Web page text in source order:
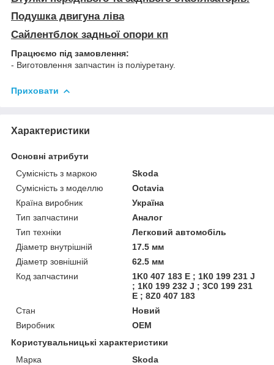
Подушка двигуна ліва
Сайлентблок задньої опори кп
Працюємо під замовлення:
- Виготовлення запчастин із поліуретану.
Приховати
Характеристики
Основні атрибути
Сумісність з маркою
Skoda
Сумісність з моделлю
Octavia
Країна виробник
Україна
Тип запчастини
Аналог
Тип техніки
Легковий автомобіль
Діаметр внутрішній
17.5 мм
Діаметр зовнішній
62.5 мм
Код запчастини
1K0 407 183 E ; 1К0 199 231 J
; 1К0 199 232 J ; 3С0 199 231
Е ; 8Z0 407 183
Стан
Новий
Виробник
OEM
Користувальницькі характеристики
Марка
Skoda